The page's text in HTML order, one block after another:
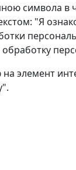
символа в
"Я
обработку
элемент